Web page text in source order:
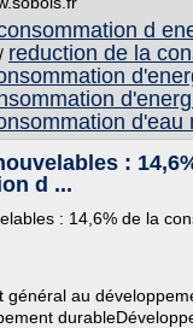
d
/ reduction de la
d'eau
:
d ...
: 14,6% de la
général au